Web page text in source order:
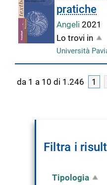
pratiche
Angeli2021
Lo trovi in
Università
da 1 a 10 di 1.246 1
Filtra i
Tipologia